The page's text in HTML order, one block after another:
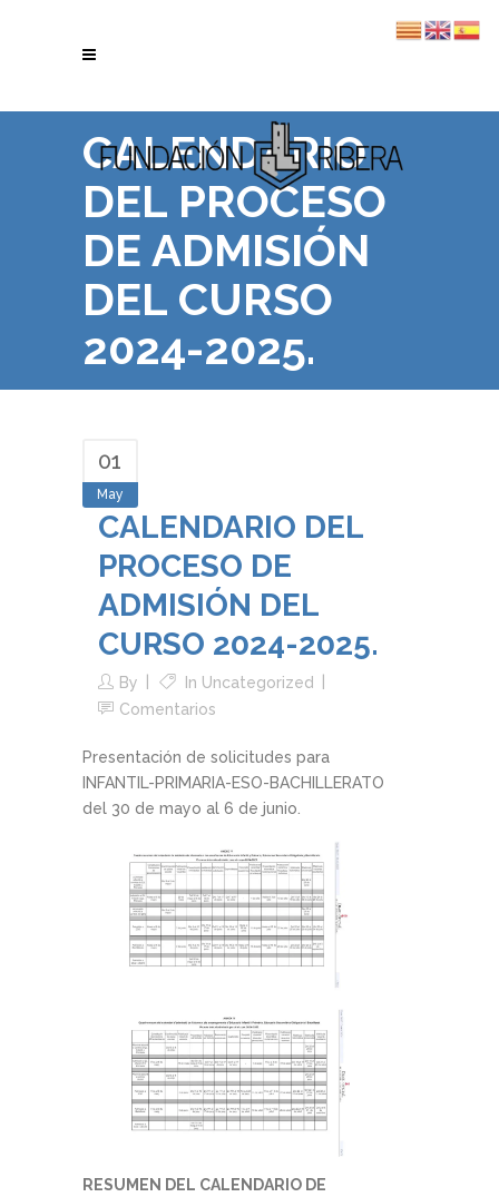
CALENDARIO
DEL PROCESO
DE ADMISIÓN
DEL CURSO
2024-2025.
01
May
CALENDARIO DEL
PROCESO DE
ADMISIÓN DEL
CURSO 2024-2025.
By In Uncategorized
Comentarios
Presentación de solicitudes para
INFANTIL-PRIMARIA-ESO-BACHILLERATO
del 30 de mayo al 6 de junio.
RESUMEN DEL CALENDARIO DE